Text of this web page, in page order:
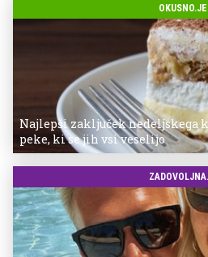
OKUSNO.JE
Najlepši zaključek nedeljskega
peke, ki se jih vsi veselijo